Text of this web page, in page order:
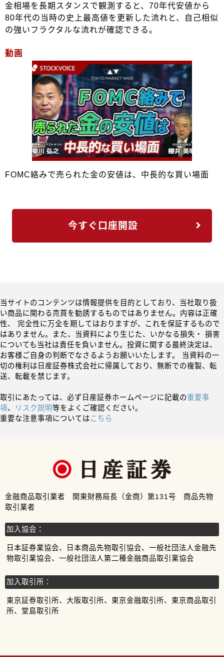
金相場を長期スタンスで観測すると、70年代安値から
80年代の当時の史上最高値を更新した流れと、自己相似
の強いフラクタルな流れが確認できる。
動画
FOMC絡みで売られた金の安値は、中長的な買い場面
今すぐ口座開設
当サイトのコンテンツは情報提供を目的としており、当社取り扱
い商品に関わる売買を勧誘するものではありません。内容は正確
性、 完全性に万全を期してはおりますが、これを保証するもので
はありません。また、当資料により生じた、いかなる損失・ 損害
についても当社は責任を負いません。投資に関する最終決定は、
お客様ご自身の判断でなさるようお願いいたします。 当資料の一
切の権利は日産証券株式会社に帰属しており、無断での複製、転
送、転載を禁じます。
取引にあたっては、必ず日産証券ホームページに記載の重要事
項、 リスク説明等をよくご確認ください。
重要な注意事項についてはこちら
金融商品取引業者 関東財務局長（金商）第131号 商品先物
取引業者
加入協会：
日本証券業協会、日本商品先物取引協会、一般社団法人金融先
物取引業協会、一般社団法人第二種金融商品取引業協会
加入取引所：
東京証券取引所、大阪取引所、東京金融取引所、東京商品取引
所、堂島取引所